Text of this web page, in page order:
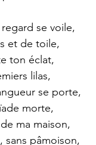
se voile,
et de toile,
ton éclat,
lilas,
se porte,
morte,
ma maison,
sans pâmoison,